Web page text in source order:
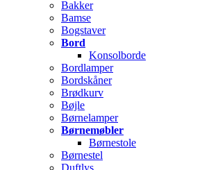
Bakker
Bamse
Bogstaver
Bord
Konsolborde
Bordlamper
Bordskåner
Brødkurv
Bøjle
Børnelamper
Børnemøbler
Børnestole
Børnestel
Duftlys